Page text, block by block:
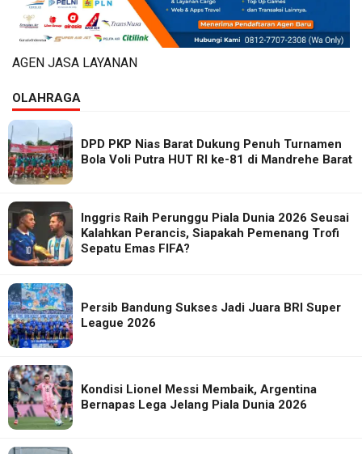
AGEN JASA LAYANAN
OLAHRAGA
DPD PKP Nias Barat Dukung Penuh Turnamen
Bola Voli Putra HUT RI ke-81 di Mandrehe Barat
Inggris Raih Perunggu Piala Dunia 2026 Seusai
Kalahkan Perancis, Siapakah Pemenang Trofi
Sepatu Emas FIFA?
Persib Bandung Sukses Jadi Juara BRI Super
League 2026
Kondisi Lionel Messi Membaik, Argentina
Bernapas Lega Jelang Piala Dunia 2026